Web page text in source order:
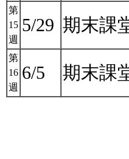
第
15
週
5/29 期末課
第
16
週
6/5 期末課